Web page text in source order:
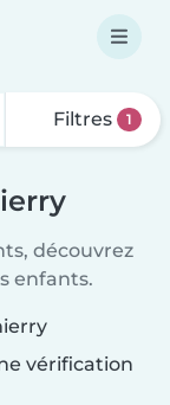
Filtres 1
découvrez
enfants.
vérification